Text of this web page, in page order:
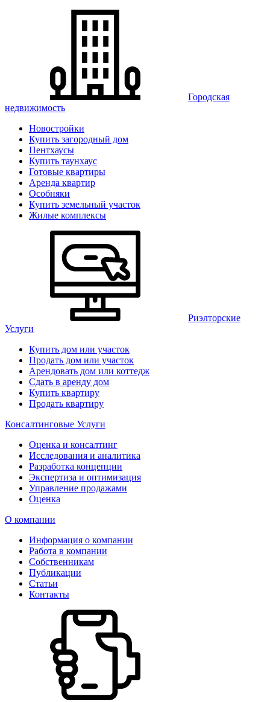
Городская
недвижимость
Новостройки
Купить загородный дом
Пентхаусы
Купить таунхаус
Готовые квартиры
Аренда квартир
Особняки
Купить земельный участок
Жилые комплексы
Риэлторские
Услуги
Купить дом или участок
Продать дом или участок
Арендовать дом или коттедж
Сдать в аренду дом
Купить квартиру
Продать квартиру
Консалтинговые Услуги
Оценка и консалтинг
Исследования и аналитика
Разработка концепции
Экспертиза и оптимизация
Управление продажами
Оценка
О компании
Информация о компании
Работа в компании
Собственникам
Публикации
Статьи
Контакты